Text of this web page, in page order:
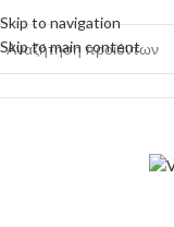
Skip to navigation
Skip to main content